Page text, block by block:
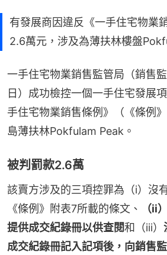
有發展商因違反《一手住宅物業
2.6萬元，涉及為薄扶林樓盤
一手住宅物業銷售監管局（銷售
日）成功檢控一個一手住宅發展
手住宅物業銷售條例》（《條例
島薄扶林Pokfulam Peak。
被判罰款2.6萬
該賣方涉及的三項控罪為（i）沒
《條例》附表7所載的條文、
（ii
提供成交紀錄冊以供查閱和（iii）
成交紀錄冊記入記項後，向銷售